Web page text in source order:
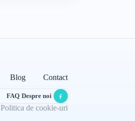
Blog Contact
FAQ·Despre noi·
Politica de cookie-uri